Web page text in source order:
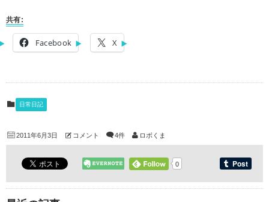
共有:
Facebook X
日常日記
2011年6月3日 コメント 4件 ロボくま
0